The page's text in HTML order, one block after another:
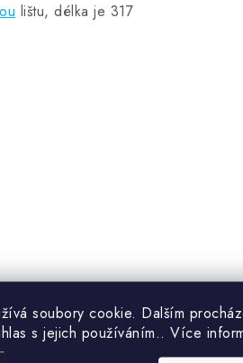
soubory cookie. Dalším
s jejich používáním.. Více
lištu, délka je 317